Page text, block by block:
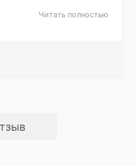
задержек. Не
Читать полностью